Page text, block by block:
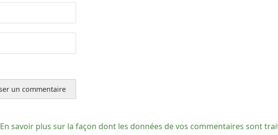
En savoir plus sur la façon dont les données de vos commentaires sont